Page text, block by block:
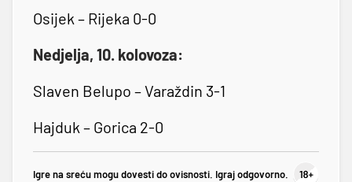
Osijek – Rijeka 0-0
Nedjelja, 10. kolovoza:
Slaven Belupo – Varaždin 3-1
Hajduk – Gorica 2-0
Igre na sreću mogu dovesti do ovisnosti. Igraj odgovorno.